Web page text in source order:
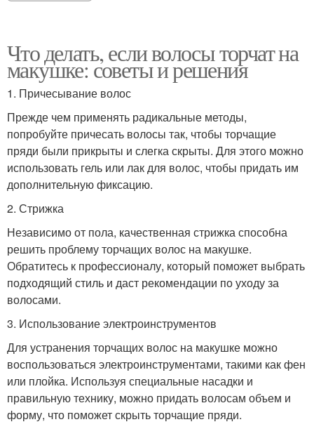
Что делать, если волосы торчат на
макушке: советы и решения
1. Причесывание волос
Прежде чем применять радикальные методы,
попробуйте причесать волосы так, чтобы торчащие
пряди были прикрыты и слегка скрыты. Для этого можно
использовать гель или лак для волос, чтобы придать им
дополнительную фиксацию.
2. Стрижка
Независимо от пола, качественная стрижка способна
решить проблему торчащих волос на макушке.
Обратитесь к профессионалу, который поможет выбрать
подходящий стиль и даст рекомендации по уходу за
волосами.
3. Использование электроинструментов
Для устранения торчащих волос на макушке можно
воспользоваться электроинструментами, такими как фен
или плойка. Используя специальные насадки и
правильную технику, можно придать волосам объем и
форму, что поможет скрыть торчащие пряди.